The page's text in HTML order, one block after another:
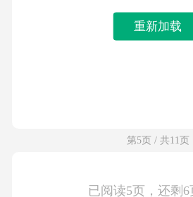
重新加载
第5页 / 共11页
已阅读5页，还剩6